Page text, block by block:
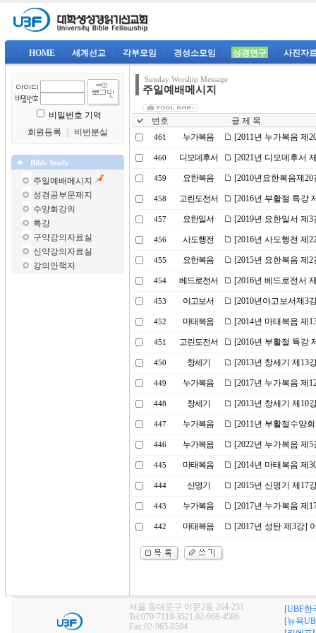
HOME 세계선교 각부모임 경성소모임 성경연구 사진자
비밀번호 기억
회원등록
비번분실
Bible Study
주일예배메시지
성경공부문제지
수양회강의
특강
구약강의자료실
신약강의자료실
강의안책자
Sunday Worship Message
주일예배메시지
번호 글 제 목
461 누가복음 [2011년 누가복음 제
460 디모데후서 [2021년 디모데후서
459 요한복음 [2010년요한복음제
458 고린도전서 [2016년 부활절 특강
457 요한일서 [2019년 요한일서 제
456 사도행전 [2016년 사도행전 제
455 요한복음 [2015년 요한복음 제
454 베드로전서 [2016년 베드로전서
453 야고보서 [2010년야고보서제3
452 마태복음 [2014년 마태복음 제
451 고린도전서 [2016년 부활절 특강
450 창세기 [2013년 창세기 제
449 누가복음 [2017년 누가복음 제
448 창세기 [2013년 창세기 제10
447 누가복음 [2011년 부활절수양
446 누가복음 [2022년 누가복음 제
445 마태복음 [2014년 마태복음 제
444 신명기 [2015년 신명기 제17
443 누가복음 [2017년 누가복음 제
442 마태복음 [2017년 성탄 제3강]
서울 동대문구 이문2동 264-231
Tel:070-7119-3521,02-968-4586
Fax:02-965-8594
[UBF한
[뉴욕